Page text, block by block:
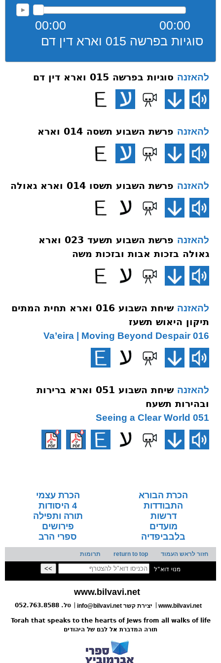
00:00
00:00
סוגיות בפרשה 015 וארא דין דם
להאזנה סוגיות בפרשה 015 וארא דין דם
להאזנה פרשת השבוע תשסה 014 וארא
להאזנה פרשת השבוע תשסו 014 וארא גאולה
להאזנה
פרשת השבוע תשעד 023 וארא
גאולה בזכות אבות ובזכות משה
להאזנה
שיחת השבוע 016 וארא תחית המתים
תיקון היאוש תשעז
016 Va’eira | Moving Beyond Despair
להאזנה
שיחת השבוע 051 וארא ברירות
ובהירות תשעח
051 Seeing a Clear World
הכרת הבורא
הכרת עצמי
התבודדות
4 היסודות
דרשות
תורה ותפילה
מועדים
פירושים
בלבביפדיה
ספרי הרב
חזור לראש העמוד return to top תרומות
מנוי דוא"ל
www.bilvavi.net
www.bilvavi.net
info@bilvavi.net יצירת קשר טל. 052.763.8588
Torah that speaks to the hearts of Jews from all walks of life
תורה המדברת אל לבם של היהודים